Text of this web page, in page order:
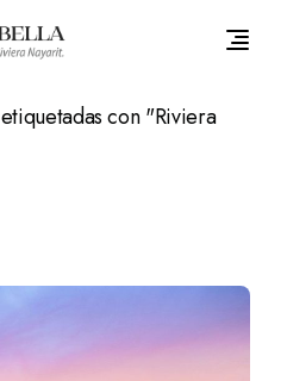
con "Riviera